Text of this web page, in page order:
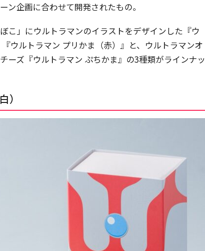
ン企画に合わせて開発されたもの。
こ」にウルトラマンのイラストをデザインした『ウ
ウルトラマン プリかま（赤）』と、ウルトラマンオ
ーズ『ウルトラマン ぷちかま』の3種類がラインナッ
）